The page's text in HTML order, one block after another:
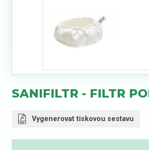
SANIFILTR - FILTR
Vygenerovat tiskovou sestavu